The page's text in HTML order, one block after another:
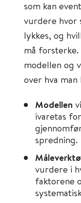
som kan
vurdere hvor
lykkes, og
må forsterke.
modellen og
over hva
Modellen
ivaretas
spredning.
vurdere i
faktorene